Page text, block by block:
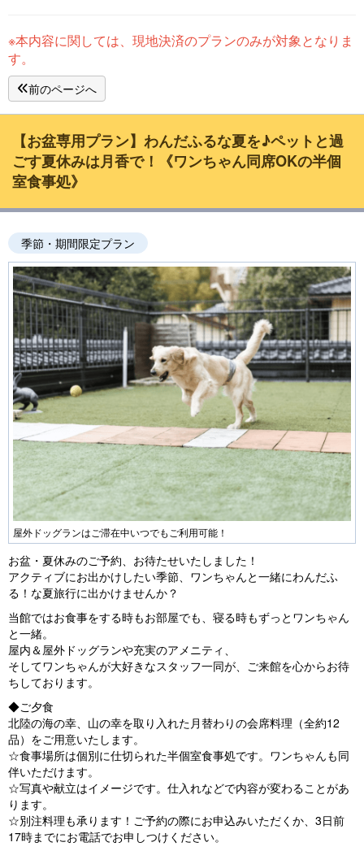
※本内容に関しては、現地決済のプランのみが対象となりま
す。
前のページへ
【お盆専用プラン】わんだふるな夏を♪ペットと過
ごす夏休みは月香で！《ワンちゃん同席OKの半個
室食事処》
季節・期間限定プラン
屋外ドッグランはご滞在中いつでもご利用可能！
お盆・夏休みのご予約、お待たせいたしました！
アクティブにお出かけしたい季節、ワンちゃんと一緒にわんだふ
る！な夏旅行に出かけませんか？
当館ではお食事をする時もお部屋でも、寝る時もずっとワンちゃん
と一緒。
屋内＆屋外ドッグランや充実のアメニティ、
そしてワンちゃんが大好きなスタッフ一同が、ご来館を心からお待
ちしております。
◆ご夕食
北陸の海の幸、山の幸を取り入れた月替わりの会席料理（全約12
品）をご用意いたします。
☆食事場所は個別に仕切られた半個室食事処です。ワンちゃんも同
伴いただけます。
☆写真や献立はイメージです。仕入れなどで内容が変わることがあ
ります。
☆別注料理も承ります！ご予約の際にお申込みいただくか、3日前
17時までにお電話でお申しつけください。